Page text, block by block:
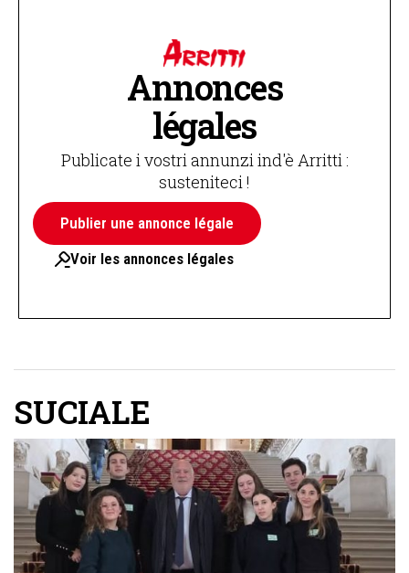
Annonces
légales
Publicate i vostri annunzi ind'è Arritti :
susteniteci !
Publier une annonce légale
Voir les annonces légales
SUCIALE